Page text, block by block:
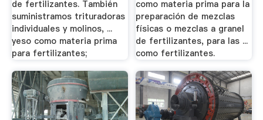
de fertilizantes. También
suministramos trituradoras
individuales y molinos, ...
yeso como materia prima
para fertilizantes;
como materia prima para la
preparación de mezclas
físicas o mezclas a granel
de fertilizantes, para las ...
como fertilizantes.